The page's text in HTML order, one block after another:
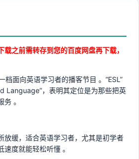
之前需转存到您的百度网盘再下载，
档面向英语学习者的播客节目 。“ESL”
Language”，表明其定位是为那些把英
。
放缓，适合英语学习者，尤其是初学者
度就能轻松听懂 。